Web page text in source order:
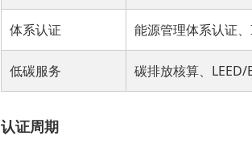
体系认证 能源管理体系认证
低碳服务 碳排放核算、LEED/
认证周期